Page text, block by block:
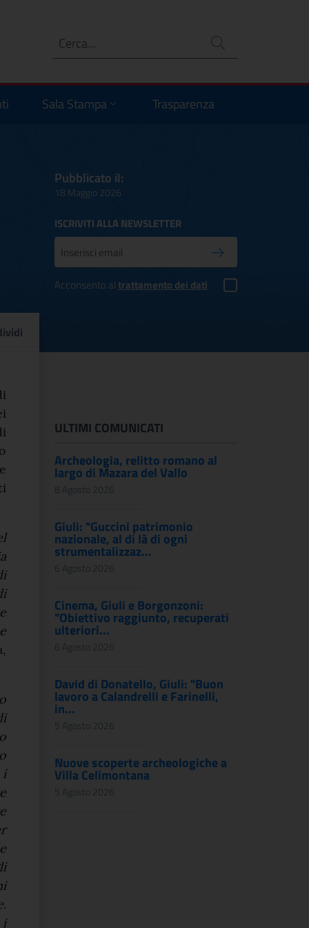
Ricerca
Sala Stampa Trasparenza
Pubblicato il:
18 Maggio 2026
ISCRIVITI ALLA NEWSLETTER
Conferma iscrizione
Acconsento altrattamento dei dati
Bagno Grande
i
i
ULTIMI COMUNICATI
Archeologia, relitto romano al
largo di Mazara del Vallo
8 Agosto 2026
Giuli: "Guccini patrimonio
nazionale, al di là di ogni
strumentalizzaz...
6 Agosto 2026
Cinema, Giuli e Borgonzoni:
"Obiettivo raggiunto, recuperati
ulteriori...
6 Agosto 2026
David di Donatello, Giuli: "Buon
lavoro a Calandrelli e Farinelli,
in...
5 Agosto 2026
Nuove scoperte archeologiche a
Villa Celimontana
5 Agosto 2026